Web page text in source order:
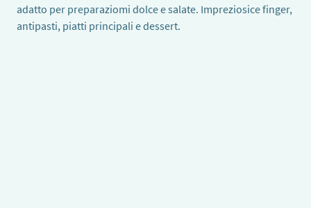
adatto per preparaziomi dolce e salate. Impreziosice finger,
antipasti, piatti principali e dessert.